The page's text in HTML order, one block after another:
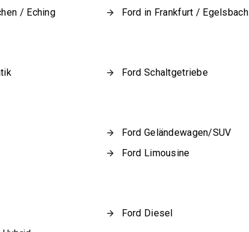
/ Eching Ford in Frankfurt / Egelsbach
Ford Schaltgetriebe
Ford Geländewagen/SUV
Ford Limousine
Ford Diesel